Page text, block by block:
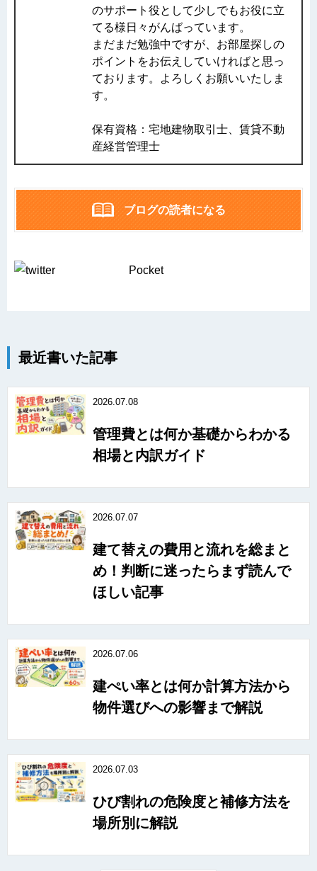
のサポート役として少しでもお役に立
てる様日々がんばっています。
まだまだ勉強中ですが、お部屋探しの
ポイントをお伝えしていければと思っ
ております。よろしくお願いいたしま
す。
保有資格：宅地建物取引士、賃貸不動
産経営管理士
ブログの読者になる
Pocket
最近書いた記事
2026.07.08
管理費とは何か基礎からわかる
相場と内訳ガイド
2026.07.07
建て替えの費用と流れを総まと
め！判断に迷ったらまず読んで
ほしい記事
2026.07.06
建ぺい率とは何か計算方法から
物件選びへの影響まで解説
2026.07.03
ひび割れの危険度と補修方法を
場所別に解説